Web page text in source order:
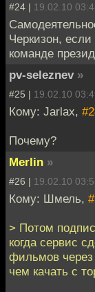
#24 | 19.02.10
Черкизон, если
команде
pv-seleznev »
#25 | 19.02.10
Кому: Jarlax,
Почему?
Merlin »
#26 | 19.02.10
Кому: Шмель,
> Потом
когда сервис
фильмов через
чем качать с